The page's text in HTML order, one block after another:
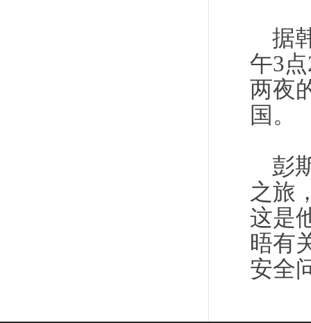
据
午3
两夜
国。
彭
之旅
这是
晤有
安全